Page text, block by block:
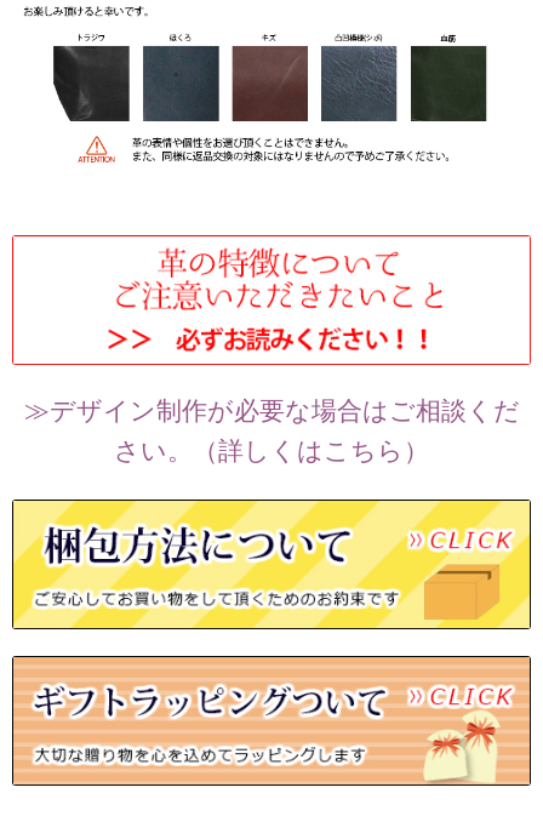
≫デザイン制作が必要な場合はご相談くだ
さい。（詳しくはこちら）